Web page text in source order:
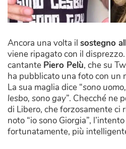
Ancora una volta il sostegno
viene ripagato con il
cantante Piero Pelù, che su
ha pubblicato una foto con un
La sua maglia dice “sono
lesbo, sono gay”. Checché ne
di Libero, che forzosamente ci
noto “io sono Giorgia”,
fortunatamente, più